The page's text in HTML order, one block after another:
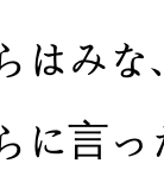
はみ
に言っ